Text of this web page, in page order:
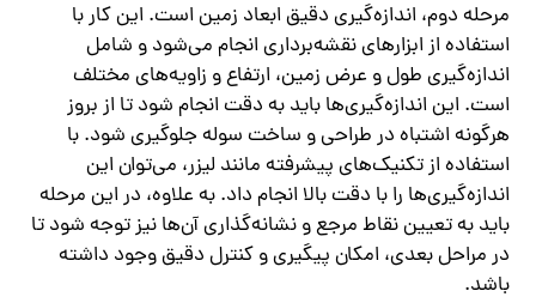
مرحله دوم، اندازه‌گیری دقیق ابعاد زمین است. این کار با
استفاده از ابزارهای نقشه‌برداری انجام می‌شود و شامل
اندازه‌گیری طول و عرض زمین، ارتفاع و زاویه‌های مختلف
است. این اندازه‌گیری‌ها باید به دقت انجام شود تا از بروز
هرگونه اشتباه در طراحی و ساخت سوله جلوگیری شود. با
استفاده از تکنیک‌های پیشرفته مانند لیزر، می‌توان این
اندازه‌گیری‌ها را با دقت بالا انجام داد. به علاوه، در این مرحله
باید به تعیین نقاط مرجع و نشانه‌گذاری آن‌ها نیز توجه شود تا
در مراحل بعدی، امکان پیگیری و کنترل دقیق وجود داشته
باشد.